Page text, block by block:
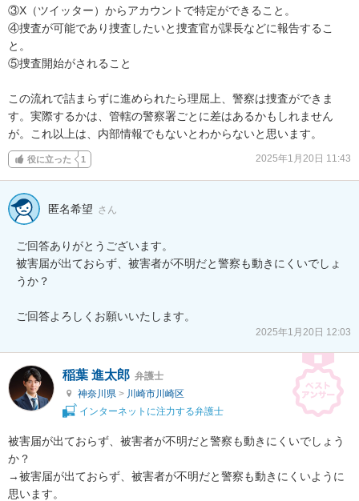
③X（ツイッター）からアカウントで特定ができること。
④捜査が可能であり捜査したいと捜査官が課長などに報告するこ
と。
⑤捜査開始がされること
この流れで詰まらずに進められたら理屈上、警察は捜査ができま
す。実際するかは、管轄の警察署ごとに差はあるかもしれません
が。これ以上は、内部情報でもないとわからないと思います。
役に立った 1 2025年1月20日 11:43
匿名希望 さん
ご回答ありがとうございます。
被害届が出ておらず、被害者が不明だと警察も動きにくいでしょ
うか？
ご回答よろしくお願いいたします。
2025年1月20日 12:03
稲葉 進太郎 弁護士
神奈川県 > 川崎市川崎区
インターネットに注力する弁護士
被害届が出ておらず、被害者が不明だと警察も動きにくいでしょう
か？
→被害届が出ておらず、被害者が不明だと警察も動きにくいように
思います。